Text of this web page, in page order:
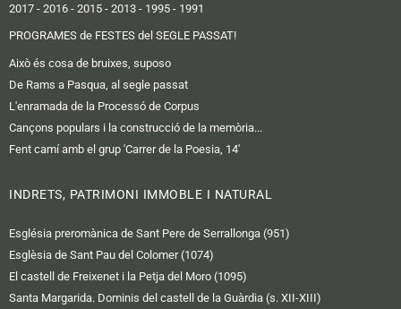
2017 - 2016 - 2015 - 2013 - 1995 - 1991
PROGRAMES de FESTES del SEGLE PASSAT!
Això és cosa de bruixes, suposo
De Rams a Pasqua, al segle passat
L'enramada de la Processó de Corpus
Cançons populars i la construcció de la memòria...
Fent camí amb el grup 'Carrer de la Poesia, 14'
INDRETS, PATRIMONI IMMOBLE I NATURAL
Església preromànica de Sant Pere de Serrallonga (951)
Esglèsia de Sant Pau del Colomer (1074)
El castell de Freixenet i la Petja del Moro (1095)
Santa Margarida. Dominis del castell de la Guàrdia (s. XII-XIII)